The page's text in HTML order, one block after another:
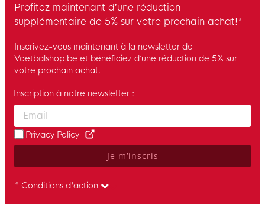
Profitez maintenant d’une réduction
supplémentaire de 5% sur votre prochain achat!*
Inscrivez-vous maintenant à la newsletter de
Voetbalshop.be et bénéficiez d’une réduction de 5% sur
votre prochain achat.
Enter your email and accept the privacy policy to subscribe to
Inscription à notre newsletter :
Privacy Policy
Je m’inscris
* Conditions d'action